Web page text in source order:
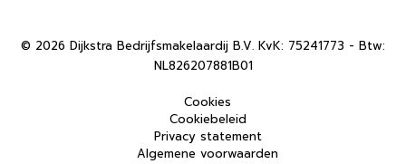
© 2026 Dijkstra Bedrijfsmakelaardij B.V. KvK: 75241773 - Btw:
NL826207881B01
Cookies
Cookiebeleid
Privacy statement
Algemene voorwaarden